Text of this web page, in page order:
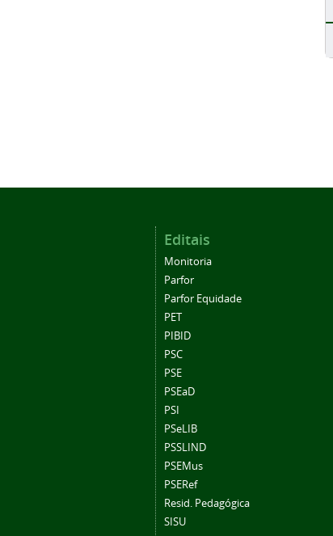
Editais
Monitoria
Parfor
Parfor Equidade
PET
PIBID
PSC
PSE
PSEaD
PSI
PSeLIB
PSSLIND
PSEMus
PSERef
Resid. Pedagógica
SISU